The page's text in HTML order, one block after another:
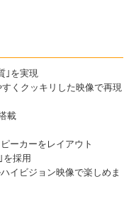
｣を実現
くクッキリした映像で再現
載
ーカーをレイアウト
を採用
イビジョン映像で楽しめま